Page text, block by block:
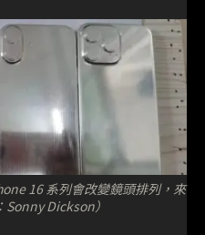
16 系列會改變鏡頭排列，來
Dickson）